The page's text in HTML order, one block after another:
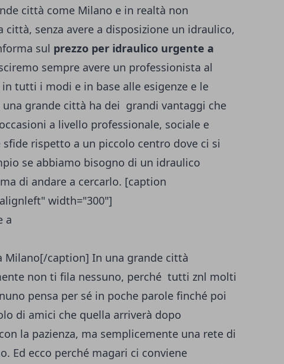
città come Milano e in realtà non
senza avere a disposizione un idraulico,
sul prezzo per idraulico urgente a
sempre avere un professionista al
tutti i modi e in base alle esigenze e le
grande città ha dei grandi vantaggi che
a livello professionale, sociale e
rispetto a un piccolo centro dove ci si
se abbiamo bisogno di un idraulico
di andare a cercarlo. [caption
width="300"]
Milano[/caption] In una grande città
non ti fila nessuno, perché tutti znl molti
pensa per sé in poche parole finché poi
di amici che quella arriverà dopo
la pazienza, ma semplicemente una rete di
Ed ecco perché magari ci conviene